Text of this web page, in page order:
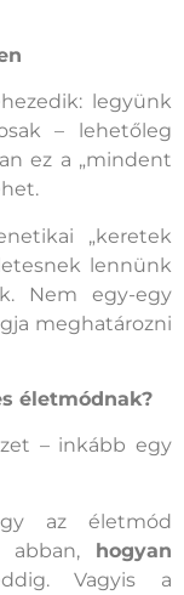
legyünk
– lehetőleg
ez a „mindent
„keretek
lennünk
Nem egy-egy
meghatározni
életmódnak?
– inkább egy
az életmód
abban, hogyan
Vagyis a